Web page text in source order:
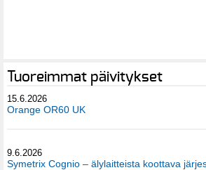
Tuoreimmat päivitykset
15.6.2026
Orange OR60 UK
9.6.2026
Symetrix Cognio – älylaitteista koottava